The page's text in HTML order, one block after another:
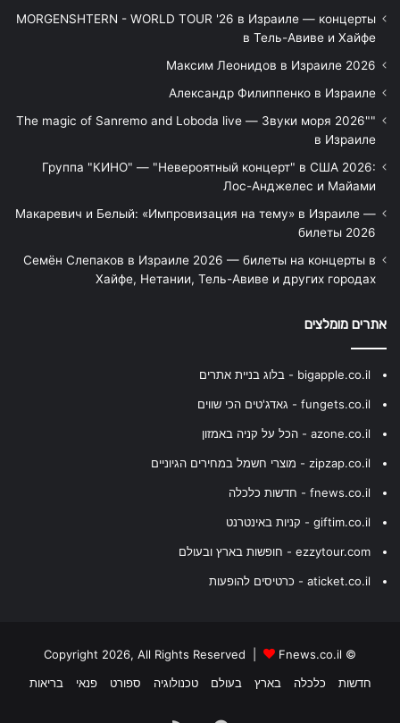
MORGENSHTERN - WORLD TOUR '26 в Израиле — концерты
в Тель-Авиве и Хайфе
Максим Леонидов в Израиле 2026
Александр Филиппенко в Израиле
"The magic of Sanremo and Loboda live — Звуки моря 2026"
в Израиле
Группа "КИНО" — "Невероятный концерт" в США 2026:
Лос-Анджелес и Майами
Макаревич и Белый: «Импровизация на тему» в Израиле —
билеты 2026
Семён Слепаков в Израиле 2026 — билеты на концерты в
Хайфе, Нетании, Тель-Авиве и других городах
אתרים מומלצים
bigapple.co.il - בלוג בניית אתרים
fungets.co.il - גאדג'טים הכי שווים
azone.co.il - הכל על קניה באמזון
zipzap.co.il - מוצרי חשמל במחירים הגיוניים
fnews.co.il - חדשות כלכלה
giftim.co.il - קניות באינטרנט
ezzytour.com - חופשות בארץ ובעולם
aticket.co.il - כרטיסים להופעות
© Copyright 2026, All Rights Reserved |
Fnews.co.il
חדשות
כלכלה בארץ בעולם טכנולוגיה ספורט פנאי בריאות